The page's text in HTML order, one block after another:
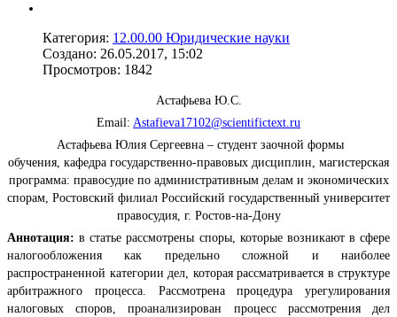
Категория: 12.00.00 Юридические науки
Создано: 26.05.2017, 15:02
Просмотров: 1842
Астафьева Ю.С.
Email: Astafieva17102@scientifictext.ru
Астафьева Юлия Сергеевна – студент заочной формы
обучения, кафедра государственно-правовых дисциплин, магистерская
программа: правосудие по административным делам и экономических
спорам, Ростовский филиал Российский государственный университет
правосудия, г. Ростов-на-Дону
Аннотация:в статье рассмотрены споры, которые возникают в сфере
налогообложения как предельно сложной и наиболее
распространенной категории дел, которая рассматривается в структуре
арбитражного процесса. Рассмотрена процедура урегулирования
налоговых споров, проанализирован процесс рассмотрения дел